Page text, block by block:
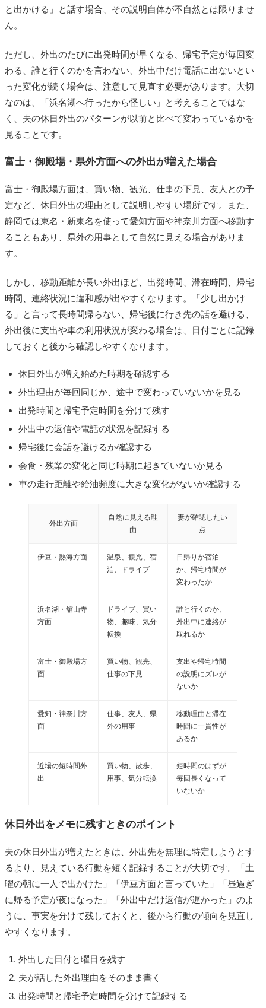
と出かける」と話す場合、その説明自体が不自然とは限りませ
ん。
ただし、外出のたびに出発時間が早くなる、帰宅予定が毎回変
わる、誰と行くのかを言わない、外出中だけ電話に出ないとい
った変化が続く場合は、注意して見直す必要があります。大切
なのは、「浜名湖へ行ったから怪しい」と考えることではな
く、夫の休日外出のパターンが以前と比べて変わっているかを
見ることです。
富士・御殿場・県外方面への外出が増えた場合
富士・御殿場方面は、買い物、観光、仕事の下見、友人との予
定など、休日外出の理由として説明しやすい場所です。また、
静岡では東名・新東名を使って愛知方面や神奈川方面へ移動す
ることもあり、県外の用事として自然に見える場合がありま
す。
しかし、移動距離が長い外出ほど、出発時間、滞在時間、帰宅
時間、連絡状況に違和感が出やすくなります。「少し出かけ
る」と言って長時間帰らない、帰宅後に行き先の話を避ける、
外出後に支出や車の利用状況が変わる場合は、日付ごとに記録
しておくと後から確認しやすくなります。
休日外出が増え始めた時期を確認する
外出理由が毎回同じか、途中で変わっていないかを見る
出発時間と帰宅予定時間を分けて残す
外出中の返信や電話の状況を記録する
帰宅後に会話を避けるか確認する
会食・残業の変化と同じ時期に起きていないか見る
車の走行距離や給油頻度に大きな変化がないか確認する
外出方面
自然に見える理
由
妻が確認したい
点
伊豆・熱海方面
温泉、観光、宿
泊、ドライブ
日帰りか宿泊
か、帰宅時間が
変わったか
浜名湖・舘山寺
方面
ドライブ、買い
物、趣味、気分
転換
誰と行くのか、
外出中に連絡が
取れるか
富士・御殿場方
面
買い物、観光、
仕事の下見
支出や帰宅時間
の説明にズレが
ないか
愛知・神奈川方
面
仕事、友人、県
外の用事
移動理由と滞在
時間に一貫性が
あるか
近場の短時間外
出
買い物、散歩、
用事、気分転換
短時間のはずが
毎回長くなって
いないか
休日外出をメモに残すときのポイント
夫の休日外出が増えたときは、外出先を無理に特定しようとす
るより、見えている行動を短く記録することが大切です。「土
曜の朝に一人で出かけた」「伊豆方面と言っていた」「昼過ぎ
に帰る予定が夜になった」「外出中だけ返信が遅かった」のよ
うに、事実を分けて残しておくと、後から行動の傾向を見直し
やすくなります。
外出した日付と曜日を残す
夫が話した外出理由をそのまま書く
出発時間と帰宅予定時間を分けて記録する